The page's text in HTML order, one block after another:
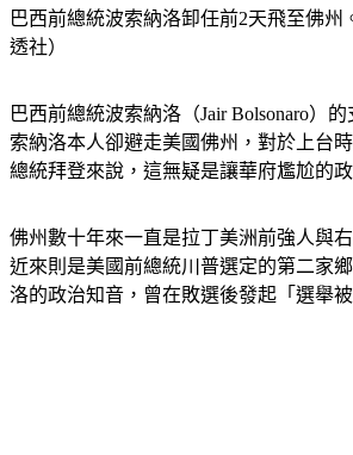
巴西前總統波索納洛卸任前2天飛至佛州
透社）
巴西前總統波索納洛（Jair Bolsonaro）
索納洛本人卻避走美國佛州，對於上台
總統拜登來說，這無疑是讓華府尷尬的政
佛州數十年來一直是拉丁美洲前強人與
近來則是美國前總統川普選定的第二家
洛的政治知音，曾在敗選後發起「選舉